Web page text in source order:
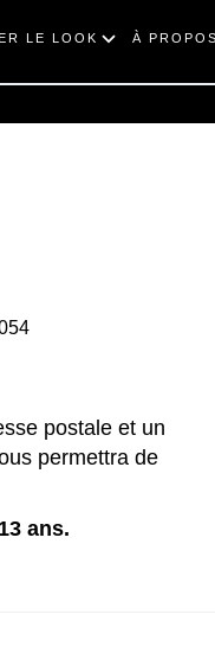
LE LOOK À PROPOS
postale et un
permettra de
ans.